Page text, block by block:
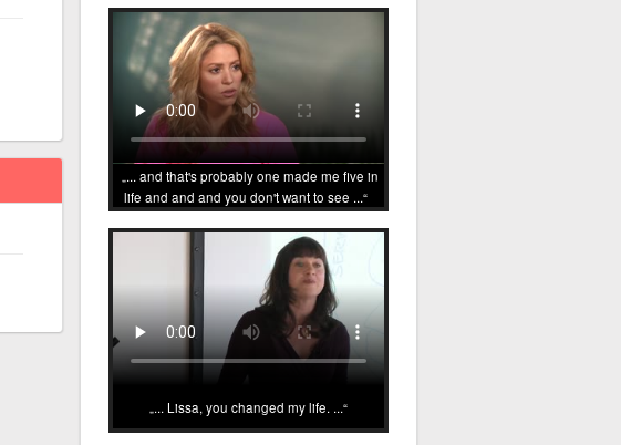
... and that's probably one made me five in
life and and and you don't want to see ...
... Lissa, you changed my life. ...